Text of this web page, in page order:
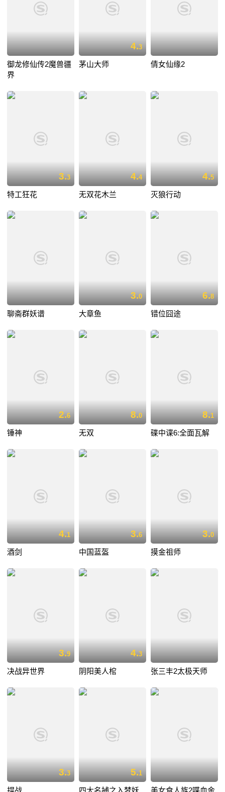
御龙修仙传2魔兽疆
界
4.3
茅山大师 倩女仙缘2
3.3
特工狂花
4.4
无双花木兰
4.5
灭狼行动
聊斋群妖谱
3.0
大章鱼
6.8
错位囧途
2.6
锤神
8.0
无双
8.1
碟中谍6:全面瓦解
4.1
酒剑
3.6
中国蓝盔
3.0
摸金祖师
3.9
决战异世界
4.3
阴阳美人棺 张三丰2太极天师
3.3 5.1